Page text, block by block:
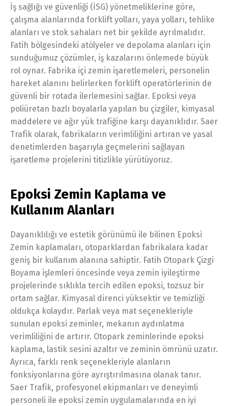
İş sağlığı ve güvenliği (İSG) yönetmeliklerine göre,
çalışma alanlarında forklift yolları, yaya yolları, tehlike
alanları ve stok sahaları net bir şekilde ayrılmalıdır.
Fatih bölgesindeki atölyeler ve depolama alanları için
sunduğumuz çözümler, iş kazalarını önlemede büyük
rol oynar. Fabrika içi zemin işaretlemeleri, personelin
hareket alanını belirlerken forklift operatörlerinin de
güvenli bir rotada ilerlemesini sağlar. Epoksi veya
poliüretan bazlı boyalarla yapılan bu çizgiler, kimyasal
maddelere ve ağır yük trafiğine karşı dayanıklıdır. Saer
Trafik olarak, fabrikaların verimliliğini artıran ve yasal
denetimlerden başarıyla geçmelerini sağlayan
işaretleme projelerini titizlikle yürütüyoruz.
Epoksi Zemin Kaplama ve
Kullanım Alanları
Dayanıklılığı ve estetik görünümü ile bilinen Epoksi
Zemin kaplamaları, otoparklardan fabrikalara kadar
geniş bir kullanım alanına sahiptir. Fatih Otopark Çizgi
Boyama işlemleri öncesinde veya zemin iyileştirme
projelerinde sıklıkla tercih edilen epoksi, tozsuz bir
ortam sağlar. Kimyasal direnci yüksektir ve temizliği
oldukça kolaydır. Parlak veya mat seçenekleriyle
sunulan epoksi zeminler, mekanın aydınlatma
verimliliğini de artırır. Otopark zeminlerinde epoksi
kaplama, lastik sesini azaltır ve zeminin ömrünü uzatır.
Ayrıca, farklı renk seçenekleriyle alanların
fonksiyonlarına göre ayrıştırılmasına olanak tanır.
Saer Trafik, profesyonel ekipmanları ve deneyimli
personeli ile epoksi zemin uygulamalarında en iyi